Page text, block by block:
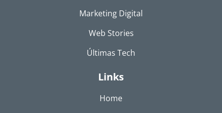
Marketing Digital
Web Stories
Últimas Tech
Links
Home